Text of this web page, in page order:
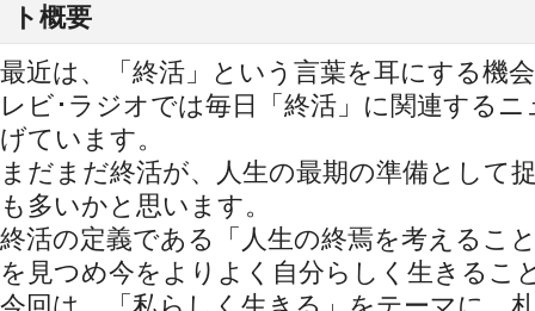
ト概要
最近は、「終活」という言葉を耳にする機
レビ･ラジオでは毎日「終活」に関連する
げています。
まだまだ終活が、人生の最期の準備として
も多いかと思います。
終活の定義である「人生の終焉を考えるこ
を見つめ今をよりよく自分らしく生きるこ